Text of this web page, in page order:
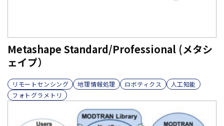
Metashape Standard/Professional (メタシ
ェイプ）
リモートセンシング 地理情報処理 ロボティクス
人工知能
フォトグラメトリ